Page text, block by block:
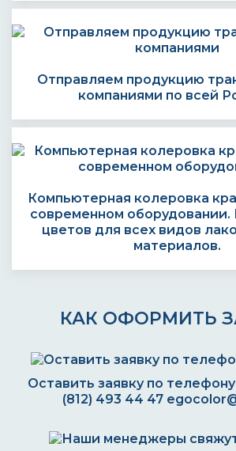
Отправляем продукцию
компаниями по всей
Компьютерная колеровка
современном оборудовании.
цветов для всех видов
материалов.
КАК ОФОРМИТЬ
Оставить заявку по
(812) 493 44 47